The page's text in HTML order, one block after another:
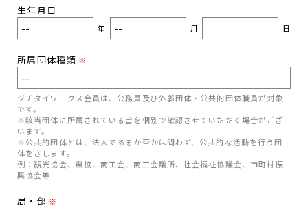
生年月日
年 月 日
所属団体種類 ※
ジチタイワークス会員は、公務員及び外郭団体・公共的団体職員が対象
です。
※該当団体に所属されている旨を個別で確認させていただく場合がござ
います。
※公共的団体とは、法人であるか否かは問わず、公共的な活動を行う団
体をさします。
例：観光協会、農協、商工会、商工会議所、社会福祉協議会、市町村振
興協会等
局・部 ※